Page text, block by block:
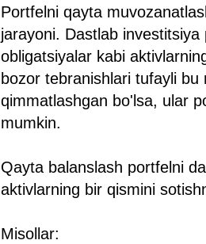
Portfelni qayta
jarayoni. Dastlab
obligatsiyalar kabi
bozor tebranishlari tufayli
qimmatlashgan bo'lsa, ular
mumkin.
Qayta balanslash portfelni
aktivlarning bir qismini
Misollar: